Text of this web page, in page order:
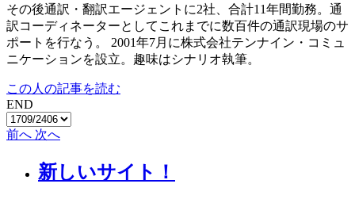
その後通訳・翻訳エージェントに2社、合計11年間勤務。通
訳コーディネーターとしてこれまでに数百件の通訳現場のサ
ポートを行なう。 2001年7月に株式会社テンナイン・コミュ
ニケーションを設立。趣味はシナリオ執筆。
この人の記事を読む
END
前へ 次へ
新しいサイト！